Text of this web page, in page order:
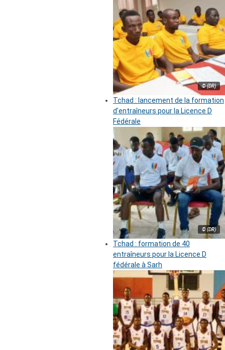
© (DR)
Tchad : lancement de la formation
d’entraîneurs pour la Licence D
Fédérale
© (DR)
Tchad : formation de 40
entraîneurs pour la Licence D
fédérale à Sarh